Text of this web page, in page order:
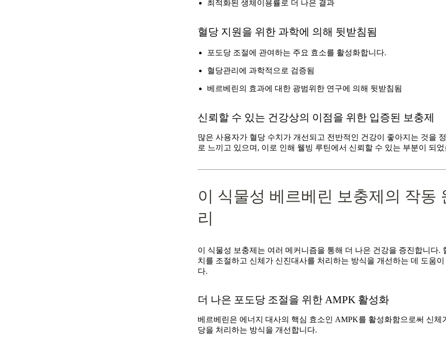
최적화된 생체이용률로 더 나은 결과
혈당 지원을 위한 과학에 의해 뒷받침됨
포도당 조절에 관여하는 주요 효소를 활성화합니다.
혈당관리에 과학적으로 검증됨
베르베린의 효과에 대한 광범위한 연구에 의해 뒷받침됨
신뢰할 수 있는 건강상의 이점을 위한 입증된 보충제
많은 사용자가 혈당 수치가 개선되고 전반적인 건강이 좋아지는 것을
로 느끼고 있으며, 이로 인해 웰빙 루틴에서 신뢰할 수 있는 부분이 되
이 식물성 베르베린 보충제의 작동
리
이 식물성 보충제는 여러 메커니즘을 통해 더 나은 건강을 증진합니다.
치를 조절하고 신체가 신진대사를 처리하는 방식을 개선하는 데 도움이
다.
더 나은 포도당 조절을 위한 AMPK 활성화
베르베린은 에너지 대사의 핵심 효소인 AMPK를 활성화함으로써 신체
당을 처리하는 방식을 개선합니다.